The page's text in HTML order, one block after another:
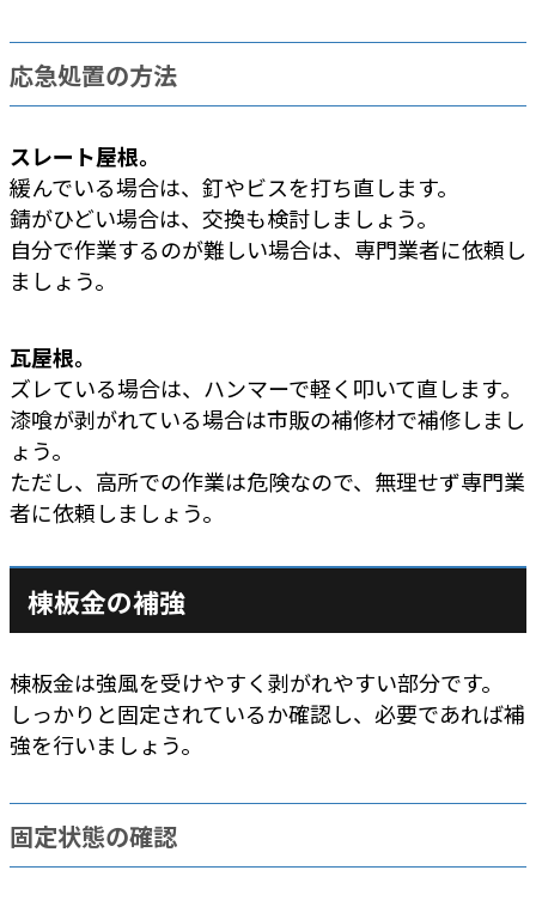
応急処置の方法
スレート屋根。
緩んでいる場合は、釘やビスを打ち直します。
錆がひどい場合は、交換も検討しましょう。
自分で作業するのが難しい場合は、専門業者に依頼し
ましょう。
瓦屋根。
ズレている場合は、ハンマーで軽く叩いて直します。
漆喰が剥がれている場合は市販の補修材で補修しまし
ょう。
ただし、高所での作業は危険なので、無理せず専門業
者に依頼しましょう。
棟板金の補強
棟板金は強風を受けやすく剥がれやすい部分です。
しっかりと固定されているか確認し、必要であれば補
強を行いましょう。
固定状態の確認